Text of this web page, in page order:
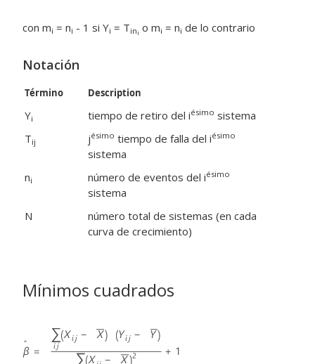
con mi = ni - 1 si Yi = Tini o mi = ni de lo contrario
Notación
Término Description
Yi tiempo de retiro del iésimo sistema
Tij jésimo tiempo de falla del iésimo
sistema
ni número de eventos del iésimo
sistema
N
número total de sistemas (en cada
curva de crecimiento)
Mínimos cuadrados